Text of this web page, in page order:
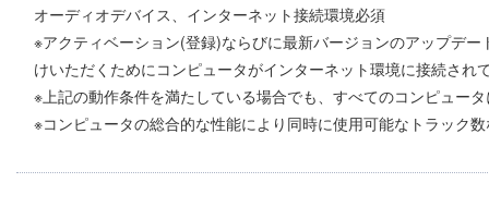
オーディオデバイス、インターネット接続環境必須
※アクティベーション(登録)ならびに最新バージョンのアップデ
けいただくためにコンピュータがインターネット環境に接続され
※上記の動作条件を満たしている場合でも、すべてのコンピュー
※コンピュータの総合的な性能により同時に使用可能なトラック